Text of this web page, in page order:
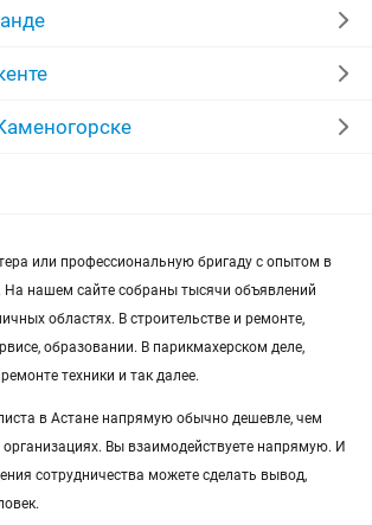
кредиты
ворота
газель
или профессиональную бригаду с опытом в
На нашем сайте собраны тысячи объявлений
областях. В строительстве и ремонте,
образовании. В парикмахерском деле,
техники и так далее.
в Астане напрямую обычно дешевле, чем
организациях. Вы взаимодействуете напрямую. И
сотрудничества можете сделать вывод,